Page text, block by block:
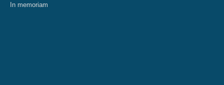
In memoriam